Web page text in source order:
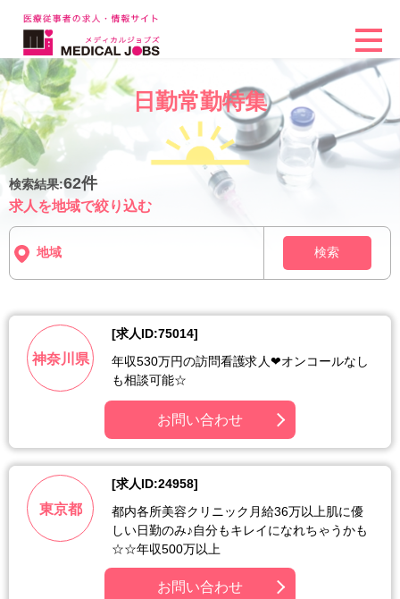
日勤常勤特集
検索結果:62件
求人を地域で絞り込む
検索
神奈川県
[求人ID:75014]
年収530万円の訪問看護求人❤︎オンコールなし
も相談可能☆
お問い合わせ
東京都
[求人ID:24958]
都内各所美容クリニック月給36万以上肌に優
しい日勤のみ♪自分もキレイになれちゃうかも
☆☆年収500万以上
お問い合わせ